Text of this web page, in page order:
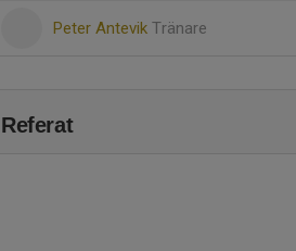
Peter Antevik Tränare
Referat